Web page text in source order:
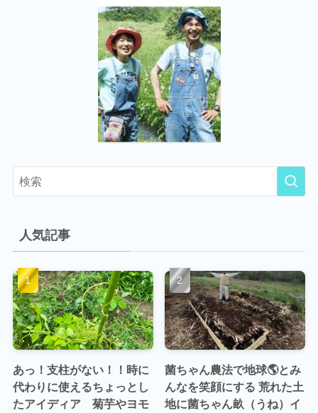
人気記事
あっ！支柱がない！！時に
代わりに使えるちょっとし
たアイディア 菊芋やヨモ
菌ちゃん農法で地球🌎とみ
んなを笑顔にする 荒れた土
地に菌ちゃん畝（うね）イ